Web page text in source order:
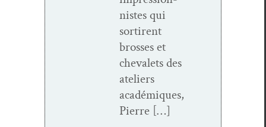
nistes qui
sor­tirent
bross­es et
chevalets des
ate­liers
académiques,
Pierre […]